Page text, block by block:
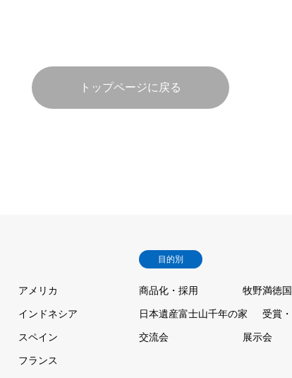
トップページに戻る
アメリカ
インドネシア
スペイン
フランス
目的別
商品化・採用 牧野満徳
日本遺産富士山千年の家 受賞
交流会 展示会